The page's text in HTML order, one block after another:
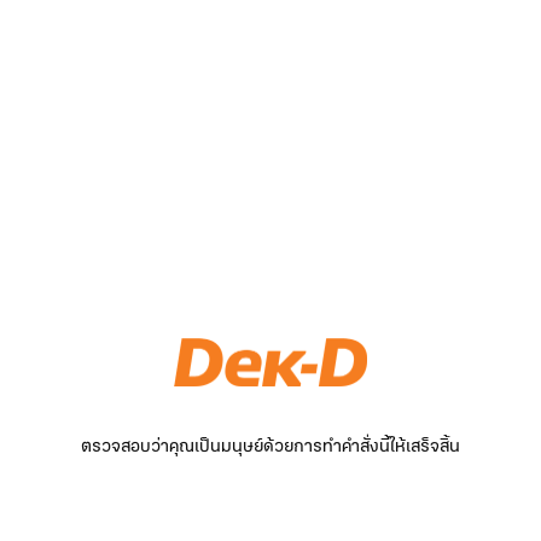
ตรวจสอบว่าคุณเป็นมนุษย์ด้วยการทำคำสั่งนี้ให้เสร็จสิ้น